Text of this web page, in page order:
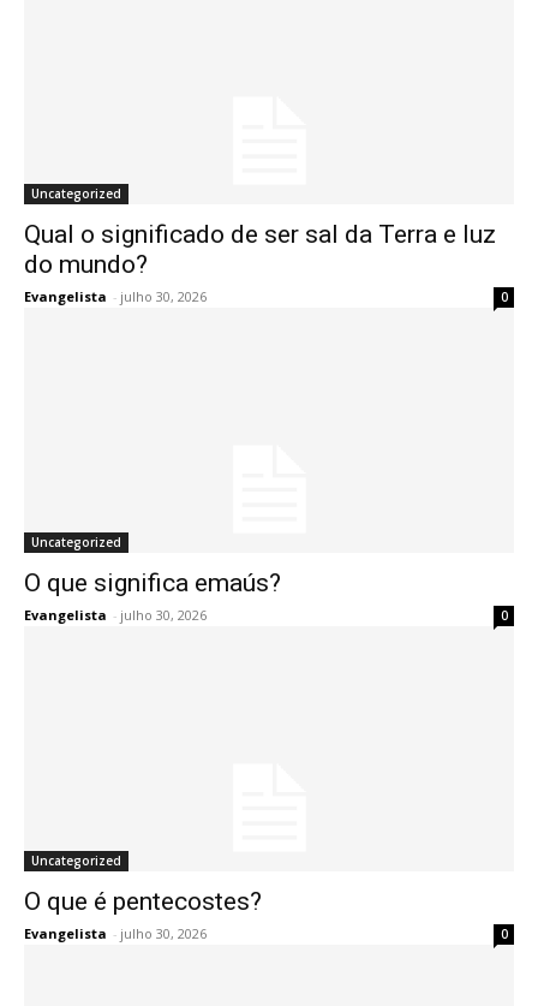
Uncategorized
Qual o significado de ser sal da Terra e luz
do mundo?
Evangelista - julho 30, 2026 0
Uncategorized
O que significa emaús?
Evangelista - julho 30, 2026 0
Uncategorized
O que é pentecostes?
Evangelista - julho 30, 2026 0